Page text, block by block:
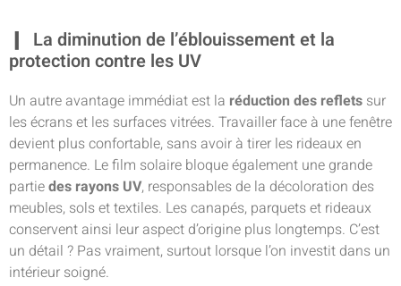
La diminution de l’éblouissement et la
protection contre les UV
Un autre avantage immédiat est la réduction des reflets sur
les écrans et les surfaces vitrées. Travailler face à une fenêtre
devient plus confortable, sans avoir à tirer les rideaux en
permanence. Le film solaire bloque également une grande
partiedes rayons UV, responsables de la décoloration des
meubles, sols et textiles. Les canapés, parquets et rideaux
conservent ainsi leur aspect d’origine plus longtemps. C’est
un détail ? Pas vraiment, surtout lorsque l’on investit dans un
intérieur soigné.